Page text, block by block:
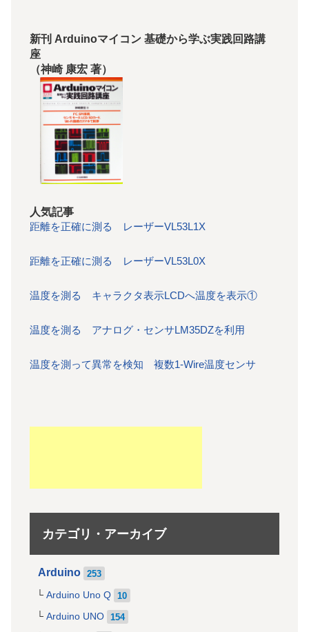
新刊 Arduinoマイコン 基礎から学ぶ実践回路講
座
（神崎 康宏 著）
人気記事
距離を正確に測る レーザーVL53L1X
距離を正確に測る レーザーVL53L0X
温度を測る キャラクタ表示LCDへ温度を表示①
温度を測る アナログ・センサLM35DZを利用
温度を測って異常を検知 複数1-Wire温度センサ
カテゴリ・アーカイブ
Arduino 253
Arduino Uno Q 10
Arduino UNO 154